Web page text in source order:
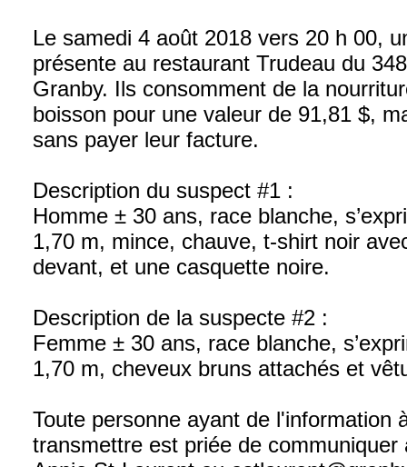
Le samedi 4 août 2018 vers 20 h 00,
présente au restaurant Trudeau du
Granby. Ils consomment de la
boisson pour une valeur de 91,81 $,
sans payer leur facture.
Description du suspect #1 :
Homme ± 30 ans, race blanche,
1,70 m, mince, chauve, t-shirt noir
devant, et une casquette noire.
Description de la suspecte #2 :
Femme ± 30 ans, race blanche,
1,70 m, cheveux bruns attachés et
Toute personne ayant de l'information
transmettre est priée de communiquer